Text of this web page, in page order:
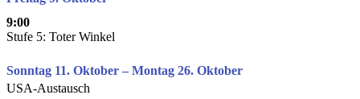
9:00
Stufe 5: Toter Winkel
Sonntag 11. Oktober – Montag 26. Oktober
USA-Austausch